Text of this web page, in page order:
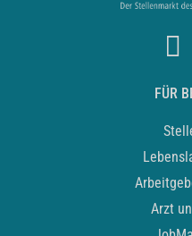
FÜR
Arzt